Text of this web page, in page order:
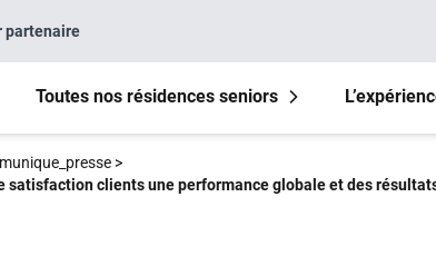
partenaire
Toutes nos résidences seniors
>
satisfaction clients une performance globale et des